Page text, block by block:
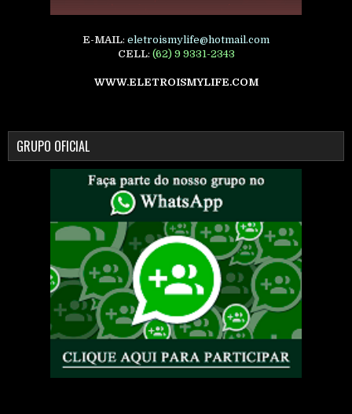
E-MAIL: eletroismylife@hotmail.com
CELL: (62) 9 9331-2343
WWW.ELETROISMYLIFE.COM
GRUPO OFICIAL